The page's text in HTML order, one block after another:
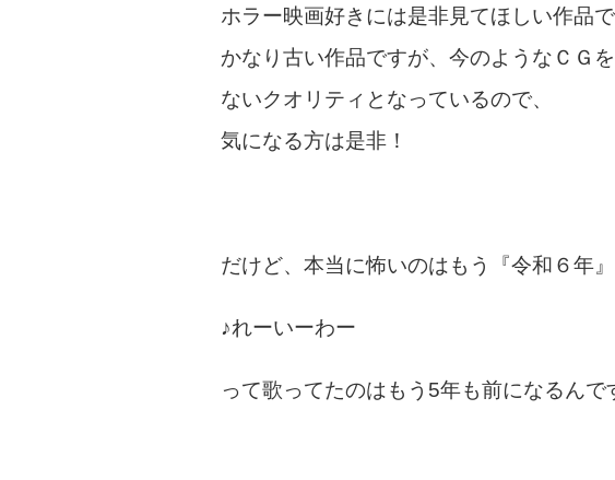
ホラー映画好きには是非見てほしい作品で
かなり古い作品ですが、今のようなＣＧ
ないクオリティとなっているので、
気になる方は是非！
だけど、本当に怖いのはもう『令和６年
♪れーいーわー
って歌ってたのはもう5年も前になるんで